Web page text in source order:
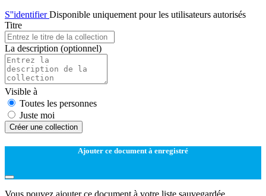
S''identifierDisponible uniquement pour les utilisateurs autorisés
Titre
La description (optionnel)
Visible à
Toutes les personnes
Juste moi
Créer une collection
Ajouter ce document à enregistré
Vous pouvez ajouter ce document à votre liste sauvegardée